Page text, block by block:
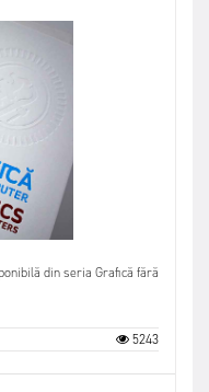
din seria Grafică fără
5243